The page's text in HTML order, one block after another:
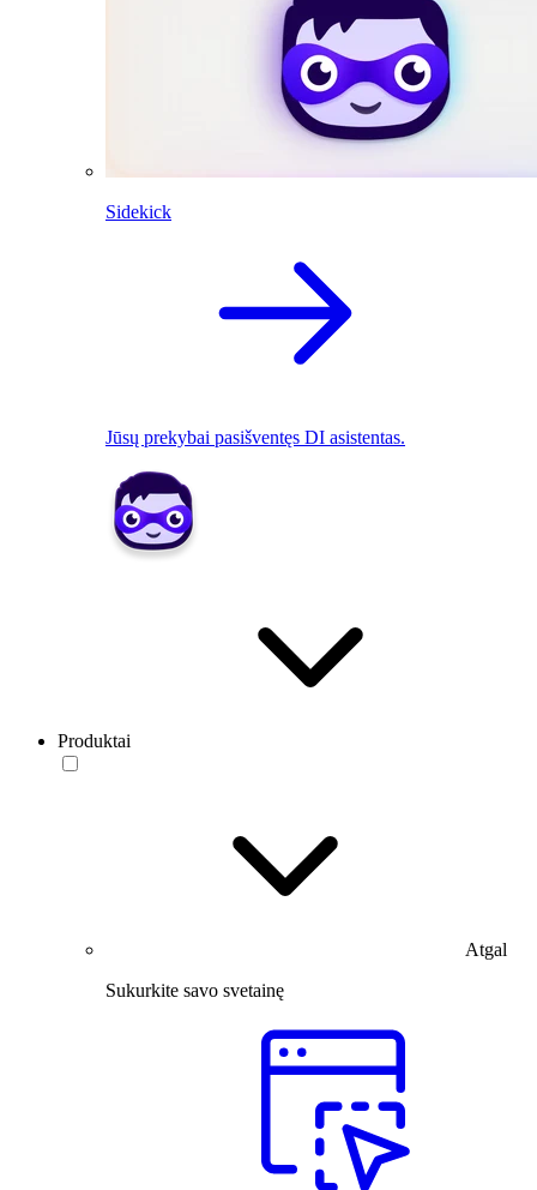
Sidekick
Jūsų prekybai pasišventęs DI asistentas.
Produktai
Atgal
Sukurkite savo svetainę